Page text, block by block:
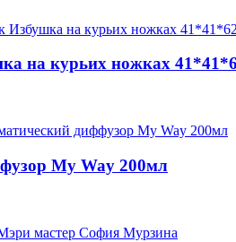
на курьих ножках
My Way 200мл